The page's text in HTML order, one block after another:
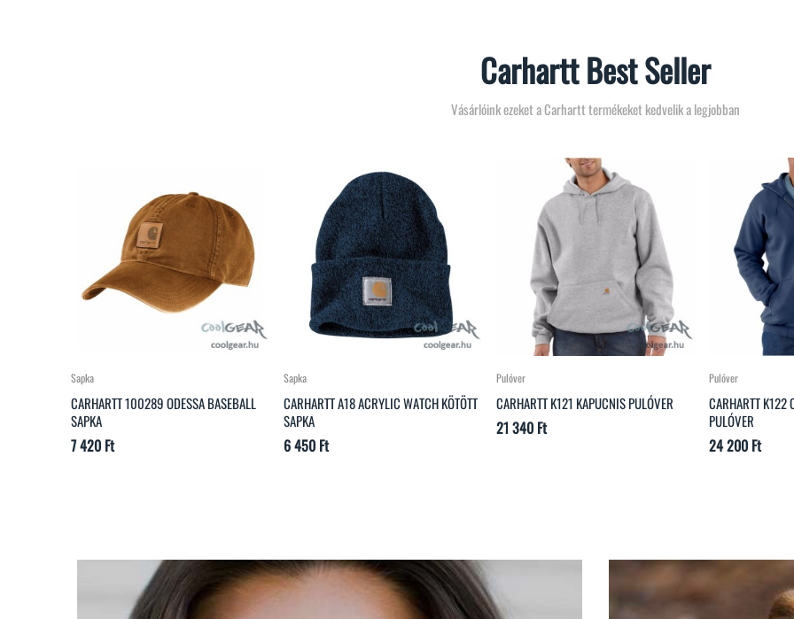
Carhartt Best Seller
Vásárlóink ezeket a Carhartt termékeket kedvelik a legjobban
Sapka
CARHARTT A18 ACRYLIC WATCH KÖTÖTT
SAPKA
Ár
6 450 Ft
Pulóver
CARHARTT K121 KAPUCNIS PULÓVER
Ár
21 340 Ft
Pulóver
CARHARTT K122 CIPZÁRAS KAPUCNIS
PULÓVER
Kabát
CARHARTT
Ár
54 810 Ft